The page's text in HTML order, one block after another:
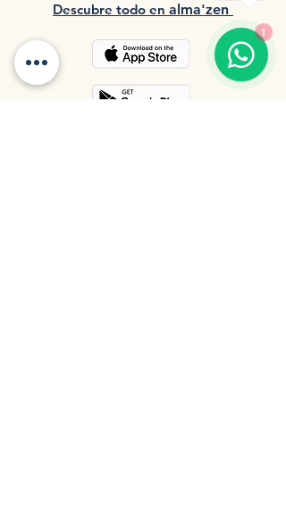
Descubre todo en a lma'zen
1